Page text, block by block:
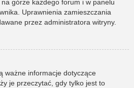
górze każdego forum i w panelu
Uprawnienia zamieszczania
przez administratora witryny.
ważne informacje dotyczące
je przeczytać, gdy tylko jest to